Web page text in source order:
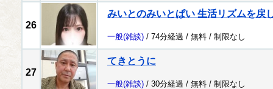
26
みいとのみいとぱい 生活リズムを戻
一般(雑談) / 74分経過 / 無料 / 制限なし
27
てきとうに
一般(雑談) / 30分経過 / 無料 / 制限なし